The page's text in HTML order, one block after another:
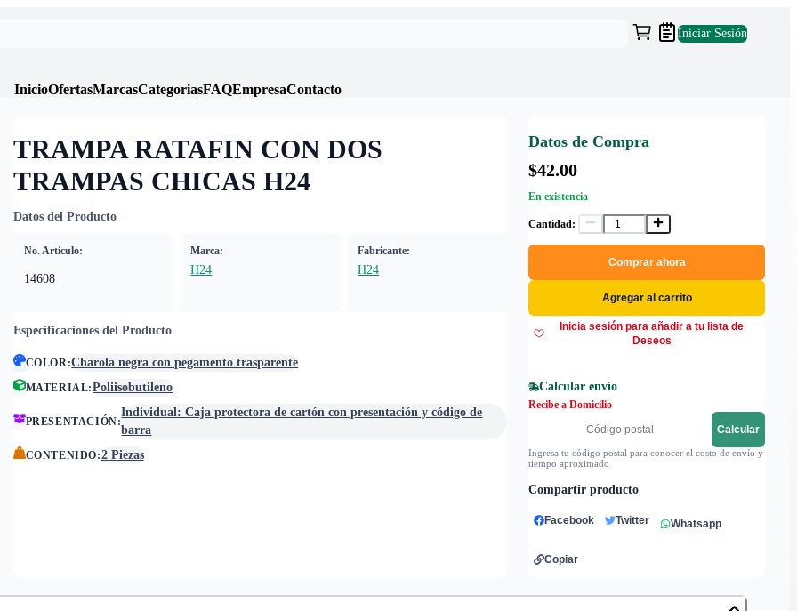
Iniciar Sesión
InicioOfertasMarcasCategoriasFAQEmpresaContacto
TRAMPA RATAFIN CON DOS
TRAMPAS CHICAS H24
Datos del Producto
No. Artículo:
14608
Marca:
H24
Fabricante:
H24
Especificaciones del Producto
COLOR:Charola negra con pegamento trasparente
MATERIAL:Poliisobutileno
PRESENTACIÓN:
Individual: Caja protectora de cartón con presentación y código de
barra
CONTENIDO:2 Piezas
Datos de Compra
$42.00
En existencia
Cantidad:
Comprar ahora
Agregar al carrito
Inicia sesión para añadir a tu lista de
Deseos
Calcular envío
Recibe a Domicilio
Calcular
Ingresa tu código postal para conocer el costo de envío y
tiempo aproximado
Compartir producto
Facebook Twitter Whatsapp
Copiar